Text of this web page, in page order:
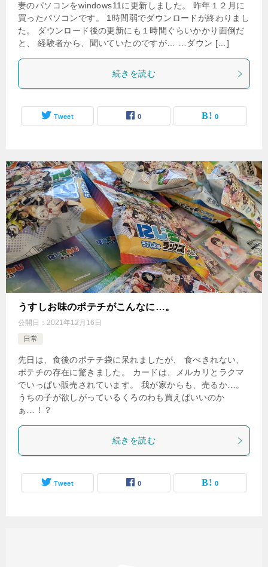
妻のパソコンをwindows11に更新しました。 昨年１２月に
買ったパソコンです。 1時間弱でダウンロードが終わりまし
た。 ダウンロード後の更新にも１時間ぐらいかかり面倒だ
と、 経験者から、聞いていたのですが… …ダウン […]
続きを読む
Tweet 0 0
うすしお味のポテチがこんなに…。
公開日： 2021年12月16日
日常
先日は、食後のポテチ袋に呆れましたが、 食べきれない、
ポテチの存在に驚きました。 カードは、メルカリとラクマ
でいっぱい販売されています。 我が家からも、売るか…。
うちの子が欲しがっているくろのわも買えばいいのか
ぁ…！？
続きを読む
Tweet 0 0